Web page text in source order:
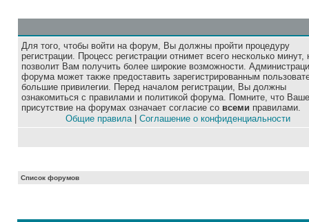
Для того, чтобы войти на форум, Вы должны пройти процедуру
регистрации. Процесс регистрации отнимет всего несколько минут,
позволит Вам получить более широкие возможности.
форума может также предоставить зарегистрированным
большие привилегии. Перед началом регистрации, Вы должны
ознакомиться с правилами и политикой форума. Помните, что Ваше
присутствие на форумах означает согласие со всеми правилами.
Общие правила| Соглашение о конфиденциальности
Список форумов